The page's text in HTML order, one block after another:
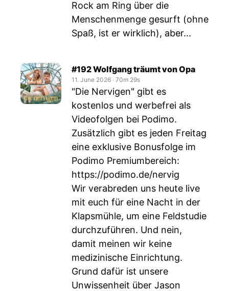
Rock am Ring über die
Menschenmenge gesurft (ohne
Spaß, ist er wirklich), aber...
#192 Wolfgang träumt von Opa
11. June 2026 ‧ 70m 29s
"Die Nervigen" gibt es
kostenlos und werbefrei als
Videofolgen bei Podimo.
Zusätzlich gibt es jeden Freitag
eine exklusive Bonusfolge im
Podimo Premiumbereich:
https://podimo.de/nervig
Wir verabreden uns heute live
mit euch für eine Nacht in der
Klapsmühle, um eine Feldstudie
durchzuführen. Und nein,
damit meinen wir keine
medizinische Einrichtung.
Grund dafür ist unsere
Unwissenheit über Jason